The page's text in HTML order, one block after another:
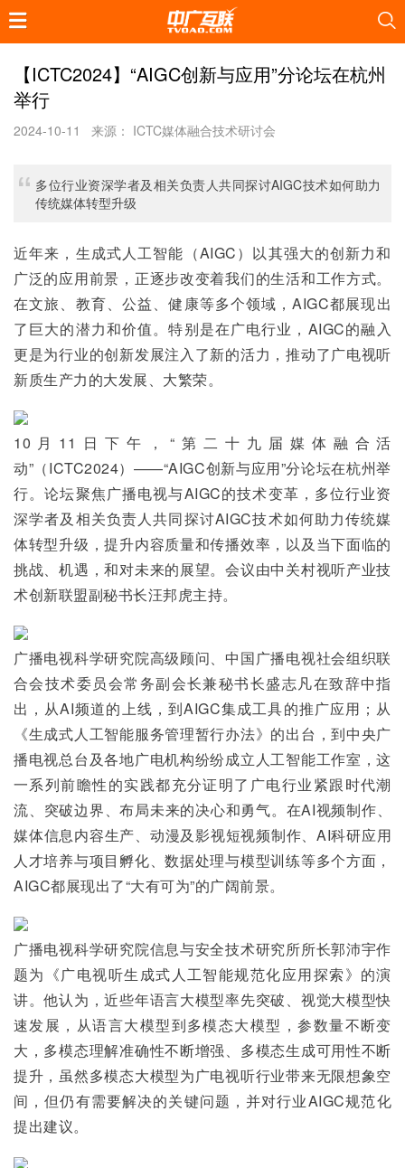
【ICTC2024】“AIGC创新与应用”分论坛在杭州
举行
2024-10-11 来源： ICTC媒体融合技术研讨会
多位行业资深学者及相关负责人共同探讨AIGC技术如何助力
传统媒体转型升级
近年来，生成式人工智能（AIGC）以其强大的创新力和
广泛的应用前景，正逐步改变着我们的生活和工作方式。
在文旅、教育、公益、健康等多个领域，AIGC都展现出
了巨大的潜力和价值。特别是在广电行业，AIGC的融入
更是为行业的创新发展注入了新的活力，推动了广电视听
新质生产力的大发展、大繁荣。
10月11日下午，“第二十九届媒体融合活
动”（ICTC2024）——“AIGC创新与应用”分论坛在杭州举
行。论坛聚焦广播电视与AIGC的技术变革，多位行业资
深学者及相关负责人共同探讨AIGC技术如何助力传统媒
体转型升级，提升内容质量和传播效率，以及当下面临的
挑战、机遇，和对未来的展望。会议由中关村视听产业技
术创新联盟副秘书长汪邦虎主持。
广播电视科学研究院高级顾问、中国广播电视社会组织联
合会技术委员会常务副会长兼秘书长盛志凡在致辞中指
出，从AI频道的上线，到AIGC集成工具的推广应用；从
《生成式人工智能服务管理暂行办法》的出台，到中央广
播电视总台及各地广电机构纷纷成立人工智能工作室，这
一系列前瞻性的实践都充分证明了广电行业紧跟时代潮
流、突破边界、布局未来的决心和勇气。在AI视频制作、
媒体信息内容生产、动漫及影视短视频制作、AI科研应用
人才培养与项目孵化、数据处理与模型训练等多个方面，
AIGC都展现出了“大有可为”的广阔前景。
广播电视科学研究院信息与安全技术研究所所长郭沛宇作
题为《广电视听生成式人工智能规范化应用探索》的演
讲。他认为，近些年语言大模型率先突破、视觉大模型快
速发展，从语言大模型到多模态大模型，参数量不断变
大，多模态理解准确性不断增强、多模态生成可用性不断
提升，虽然多模态大模型为广电视听行业带来无限想象空
间，但仍有需要解决的关键问题，并对行业AIGC规范化
提出建议。